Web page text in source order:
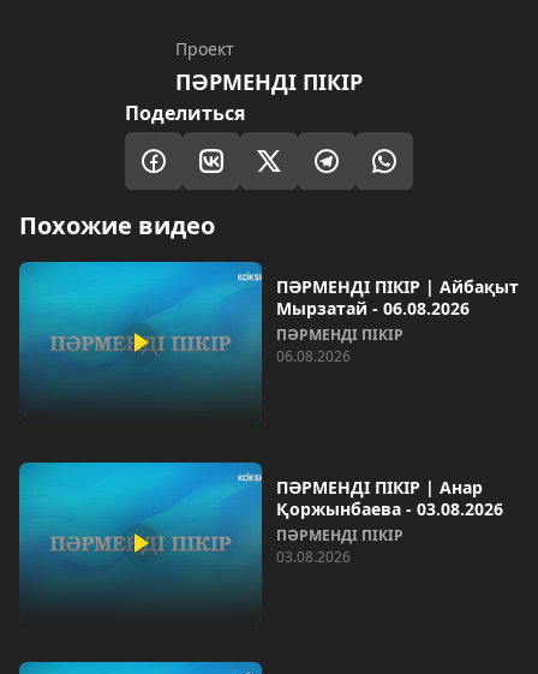
Проект
ПӘРМЕНДІ ПІКІР
Поделиться
Похожие видео
ПӘРМЕНДІ ПІКІР | Айбақыт
Мырзатай - 06.08.2026
ПӘРМЕНДІ ПІКІР
06.08.2026
ПӘРМЕНДІ ПІКІР | Анар
Қоржынбаева - 03.08.2026
ПӘРМЕНДІ ПІКІР
03.08.2026